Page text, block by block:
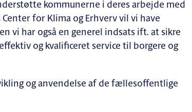
kommunerne i deres arbejde med
for Klima og Erhverv vil vi have
vi har også en generel indsats ift. at sikre
og kvalificeret service til borgere og
og anvendelse af de fællesoffentlige